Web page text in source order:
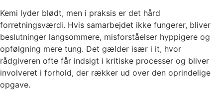
Kemi lyder blødt, men i praksis er det hård
forretningsværdi. Hvis samarbejdet ikke fungerer, bliver
beslutninger langsommere, misforståelser hyppigere og
opfølgning mere tung. Det gælder især i it, hvor
rådgiveren ofte får indsigt i kritiske processer og bliver
involveret i forhold, der rækker ud over den oprindelige
opgave.